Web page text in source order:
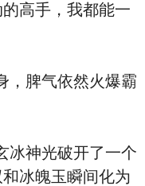
高手，我都能一
脾气依然火爆霸
神光破开了一个
冰魄玉瞬间化为